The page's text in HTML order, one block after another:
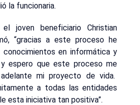
la funcionaria.
joven beneficiario Christian
“gracias a este proceso he
en informática y
y espero que este proceso me
mi proyecto de vida.
a todas las entidades
esta iniciativa tan positiva”.